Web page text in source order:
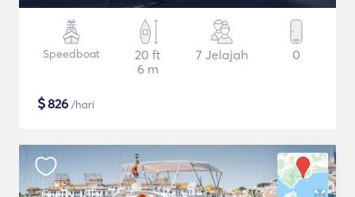
Speedboat
20 ft
6 m
7 Jelajah 0
$826 /hari